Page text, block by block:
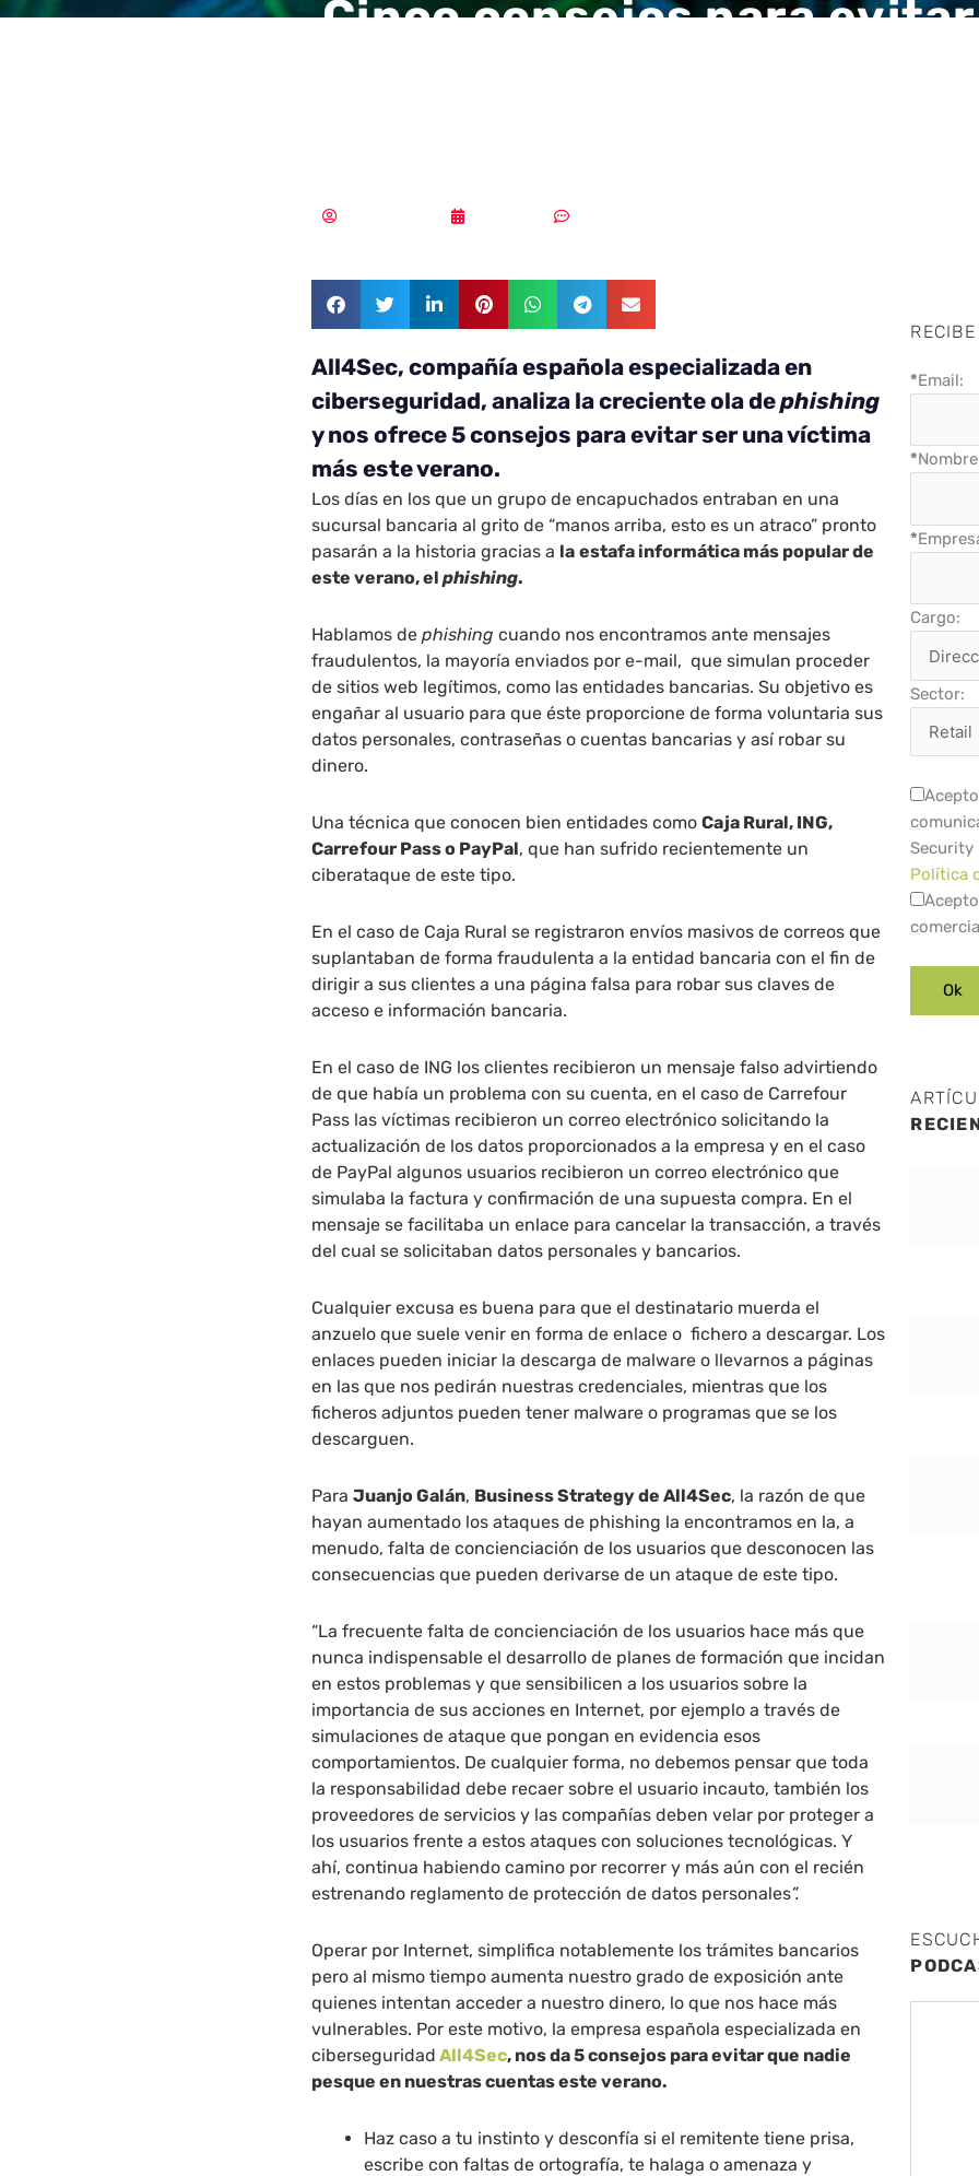
Cinco consejos para
All4Sec, compañía española especializada en
ciberseguridad, analiza la creciente ola dephishing
y nos ofrece 5 consejos para evitar ser una víctima
más este verano.
Los días en los que un grupo de encapuchados entraban en una
sucursal bancaria al grito de “manos arriba, esto es un atraco” pronto
pasarán a la historia gracias a la estafa informática más popular de
este verano, elphishing.
Hablamos dephishing cuando nos encontramos ante mensajes
fraudulentos, la mayoría enviados por e-mail, que simulan proceder
de sitios web legítimos, como las entidades bancarias. Su objetivo es
engañar al usuario para que éste proporcione de forma voluntaria sus
datos personales, contraseñas o cuentas bancarias y así robar su
dinero.
Una técnica que conocen bien entidades comoCaja Rural, ING,
Carrefour Pass o PayPal, que han sufrido recientemente un
ciberataque de este tipo.
En el caso de Caja Rural se registraron envíos masivos de correos que
suplantaban de forma fraudulenta a la entidad bancaria con el fin de
dirigir a sus clientes a una página falsa para robar sus claves de
acceso e información bancaria.
En el caso de ING los clientes recibieron un mensaje falso advirtiendo
de que había un problema con su cuenta, en el caso de Carrefour
Pass las víctimas recibieron un correo electrónico solicitando la
actualización de los datos proporcionados a la empresa y en el caso
de PayPal algunos usuarios recibieron un correo electrónico que
simulaba la factura y confirmación de una supuesta compra. En el
mensaje se facilitaba un enlace para cancelar la transacción, a través
del cual se solicitaban datos personales y bancarios.
Cualquier excusa es buena para que el destinatario muerda el
anzuelo que suele venir en forma de enlace o fichero a descargar. Los
enlaces pueden iniciar la descarga de malware o llevarnos a páginas
en las que nos pedirán nuestras credenciales, mientras que los
ficheros adjuntos pueden tener malware o programas que se los
descarguen.
ParaJuanjo Galán, Business Strategy de All4Sec, la razón de que
hayan aumentado los ataques de phishing la encontramos en la, a
menudo, falta de concienciación de los usuarios que desconocen las
consecuencias que pueden derivarse de un ataque de este tipo.
“La frecuente falta de concienciación de los usuarios hace más que
nunca indispensable el desarrollo de planes de formación que incidan
en estos problemas y que sensibilicen a los usuarios sobre la
importancia de sus acciones en Internet, por ejemplo a través de
simulaciones de ataque que pongan en evidencia esos
comportamientos. De cualquier forma, no debemos pensar que toda
la responsabilidad debe recaer sobre el usuario incauto, también los
proveedores de servicios y las compañías deben velar por proteger a
los usuarios frente a estos ataques con soluciones tecnológicas. Y
ahí, continua habiendo camino por recorrer y más aún con el recién
estrenando reglamento de protección de datos personales”.
Operar por Internet, simplifica notablemente los trámites bancarios
pero al mismo tiempo aumenta nuestro grado de exposición ante
quienes intentan acceder a nuestro dinero, lo que nos hace más
vulnerables. Por este motivo, la empresa española especializada en
ciberseguridad All4Sec, nos da 5 consejos para evitar que nadie
pesque en nuestras cuentas este verano.
Haz caso a tu instinto y desconfía si el remitente tiene prisa,
escribe con faltas de ortografía, te halaga o amenaza y
*Email:
*
*
Cargo:
Sector:
Security
Política